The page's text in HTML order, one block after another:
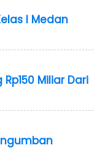
I Medan
Miliar Dari